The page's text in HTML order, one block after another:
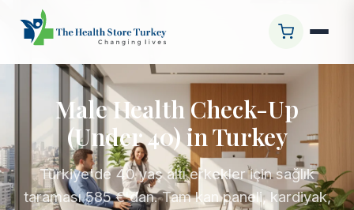
Male Health Check-Up
(Under 40) in Turkey
Türkiye'de 40 yaş altı erkekler için sağlık
taraması 585 €'dan. Tam kan paneli, kardiyak,